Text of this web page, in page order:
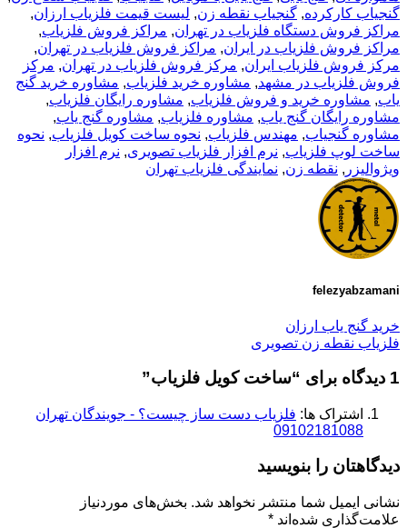
گنجیاب کارکرده, گنجیاب نقطه زن, لیست قیمت فلزیاب ارزان,
مراکز فروش دستگاه فلزیاب در تهران, مراکز فروش فلزیاب,
مراکز فروش فلزیاب در ایران, مراکز فروش فلزیاب در تهران,
مرکز فروش فلزیاب ایران, مرکز فروش فلزیاب در تهران, مرکز
فروش فلزیاب در مشهد, مشاوره خرید فلزیاب, مشاوره خرید گنج
یاب, مشاوره خرید و فروش فلزیاب, مشاوره رایگان فلزیاب,
مشاوره رایگان گنج یاب, مشاوره فلزیاب, مشاوره گنج یاب,
مشاوره گنجیاب, مهندس فلزیاب, نحوه ساخت کویل فلزیاب, نحوه
ساخت لوپ فلزیاب, نرم افزار فلزیاب تصویری, نرم افزار
ویژوالیزر , نقطه زن, نمایندگی فلزیاب تهران
felezyabzamani
خرید گنج یاب ارزان
فلزیاب نقطه زن تصویری
1 دیدگاه برای “ ساخت کویل فلزیاب”
اشتراک ها: فلزیاب دست ساز چیست؟ - جویندگان تهران
09102181088
دیدگاهتان را بنویسید
نشانی ایمیل شما منتشر نخواهد شد. بخش‌های موردنیاز
علامت‌گذاری شده‌اند *